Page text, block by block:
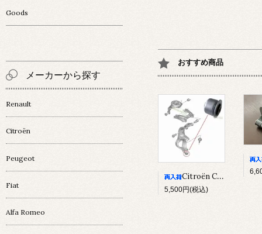
おすすめ商品
Citroën C5Ⅲ/ C6 ﾅｯｸﾙﾌﾞｯｼｭ
5,500円(税込)
Goods
メーカーから探す
Renault
Citroën
Peugeot
Fiat
Alfa Romeo